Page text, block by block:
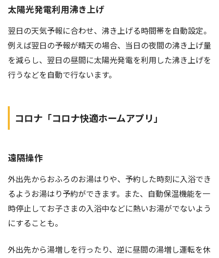
太陽光発電利用沸き上げ
翌日の天気予報に合わせ、沸き上げる時間帯を自動設定。
例えば翌日の予報が晴天の場合、当日の夜間の沸き上げ量
を減らし、翌日の昼間に太陽光発電を利用した沸き上げを
行うなどを自動で行ないます。
コロナ「コロナ快適ホームアプリ」
遠隔操作
外出先からおふろのお湯はりや、予約した時刻に入浴でき
るようお湯はり予約ができます。また、自動保温機能を一
時停止してお子さまの入浴中などに熱いお湯がでないよう
にすることも。
外出先から湯増しを行ったり、逆に昼間の湯増し運転を休